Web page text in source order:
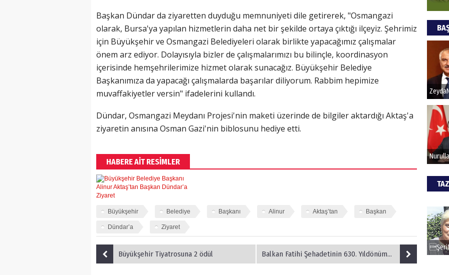
Başkan Dündar da ziyaretten duyduğu memnuniyeti dile getirerek, "Osmangazi
olarak, Bursa'ya yapılan hizmetlerin daha net bir şekilde ortaya çıktığı ilçeyiz. Şehrimiz
için Büyükşehir ve Osmangazi Belediyeleri olarak birlikte yapacağımız çalışmalar
önem arz ediyor. Dolayısıyla bizler de çalışmalarımızı bu bilinçle, koordinasyon
içerisinde hemşehrilerimize hizmet olarak sunacağız. Büyükşehir Belediye
Başkanımıza da yapacağı çalışmalarda başarılar diliyorum. Rabbim hepimize
muvaffakiyetler versin" ifadelerini kullandı.
Dündar, Osmangazi Meydanı Projesi'nin maketi üzerinde de bilgiler aktardığı Aktaş'a
ziyaretin anısına Osman Gazi'nin biblosunu hediye etti.
HABERE AİT RESİMLER
Büyükşehir Belediye Başkanı Alinur Aktaş’tan Başkan
Dündar’a Ziyaret
Büyükşehir Tiyatrosuna 2 ödül Balkan Fatihi Şehadetinin 630. Yıldönümünde Anıldı
Bu